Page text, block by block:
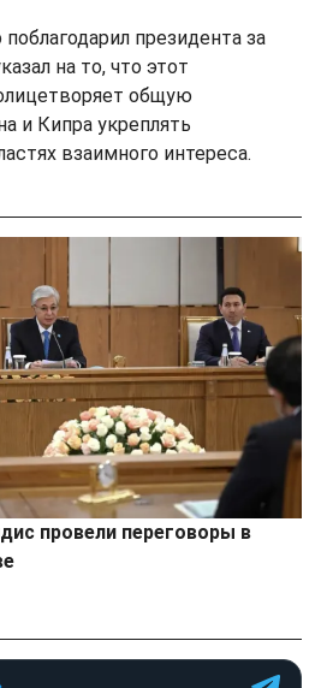
президента за
на то, что этот
общую
и Кипра укреплять
взаимного интереса.
провели переговоры в